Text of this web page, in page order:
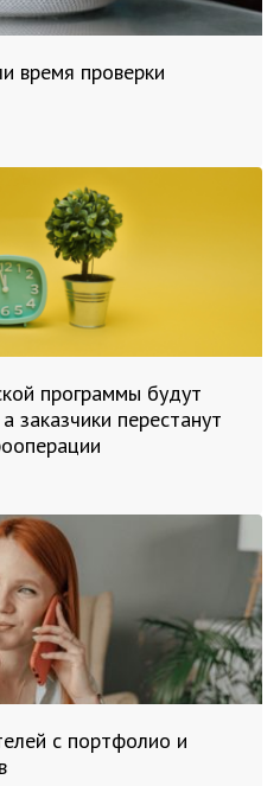
время проверки
программы будут
заказчики перестанут
с портфолио и